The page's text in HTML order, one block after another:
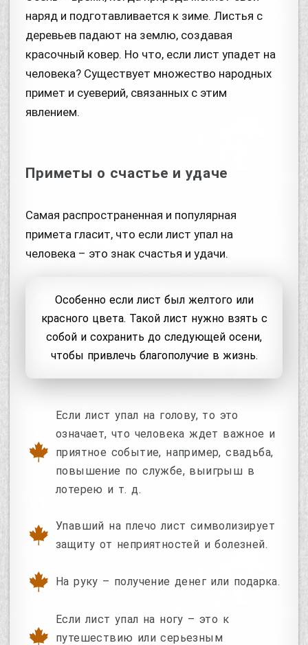
наряд и подготавливается к зиме. Листья с
деревьев падают на землю, создавая
красочный ковер. Но что, если лист упадет на
человека? Существует множество народных
примет и суеверий, связанных с этим
явлением.
Приметы о счастье и удаче
Самая распространенная и популярная
примета гласит, что если лист упал на
человека – это знак счастья и удачи.
Особенно если лист был желтого или
красного цвета. Такой лист нужно взять с
собой и сохранить до следующей осени,
чтобы привлечь благополучие в жизнь.
Если лист упал на голову, то это
означает, что человека ждет важное и
приятное событие, например, свадьба,
повышение по службе, выигрыш в
лотерею и т. д.
Упавший на плечо лист символизирует
защиту от неприятностей и болезней.
На руку – получение денег или подарка.
Если лист упал на ногу – это к
путешествию или серьезным